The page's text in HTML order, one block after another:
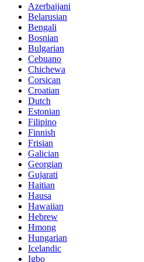
Azerbaijani
Belarusian
Bengali
Bosnian
Bulgarian
Cebuano
Chichewa
Corsican
Croatian
Dutch
Estonian
Filipino
Finnish
Frisian
Galician
Georgian
Gujarati
Haitian
Hausa
Hawaiian
Hebrew
Hmong
Hungarian
Icelandic
Igbo